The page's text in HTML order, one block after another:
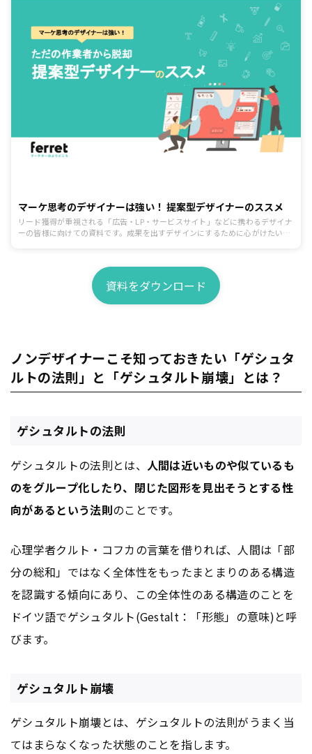
マーケ思考のデザイナーは強い！ 提案型デザイナーのススメ
リード獲得が重視される「広告・LP・サービスサイト」などに携わるデザイナ
ーの皆様に向けての資料です。成果を出すデザインにするために心がけたいポ
資料をダウンロード
ノンデザイナーこそ知っておきたい「ゲシュタ
ルトの法則」と「ゲシュタルト崩壊」とは？
ゲシュタルトの法則
ゲシュタルトの法則とは、 人間は近いものや似ているも
のをグループ化したり、閉じた図形を見出そうとする性
向があるという法則のことです。
心理学者クルト・コフカの言葉を借りれば、人間は「部
分の総和」ではなく全体性をもったまとまりのある構造
を認識する傾向にあり、この全体性のある構造のことを
ドイツ語でゲシュタルト(Gestalt：「形態」の意味)と呼
びます。
ゲシュタルト崩壊
ゲシュタルト崩壊とは、ゲシュタルトの法則がうまく当
てはまらなくなった状態のことを指します。